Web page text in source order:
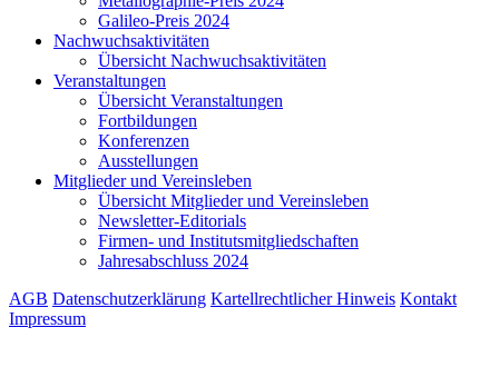
Galileo-Preis 2024
Nachwuchsaktivitäten
Übersicht Nachwuchsaktivitäten
Veranstaltungen
Übersicht Veranstaltungen
Fortbildungen
Konferenzen
Ausstellungen
Mitglieder und Vereinsleben
Übersicht Mitglieder und Vereinsleben
Newsletter-Editorials
Firmen- und Institutsmitgliedschaften
Jahresabschluss 2024
AGB Datenschutzerklärung Kartellrechtlicher Hinweis Kontakt
Impressum